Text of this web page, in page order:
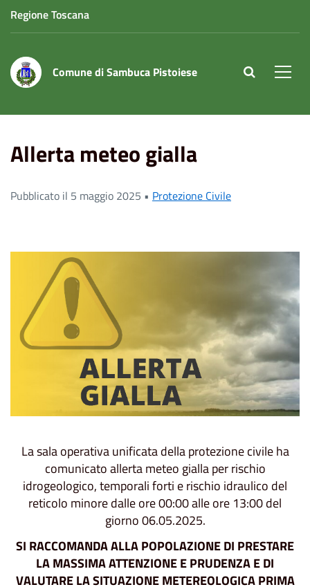
Regione Toscana
Comune di Sambuca Pistoiese site.searc
Allerta meteo gialla
Pubblicato il 5 maggio 2025 • Protezione Civile
La sala operativa unificata della protezione civile ha
comunicato allerta meteo gialla per rischio
idrogeologico, temporali forti e rischio idraulico del
reticolo minore dalle ore 00:00 alle ore 13:00 del
giorno 06.05.2025.
SI RACCOMANDA ALLA POPOLAZIONEDI PRESTARE
LA MASSIMA ATTENZIONE E PRUDENZA E DI
VALUTARE LA SITUAZIONE METEREOLOGICA PRIMA